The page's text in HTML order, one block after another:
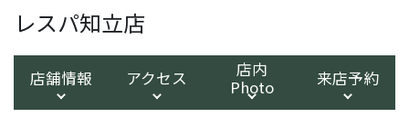
レスパ知立店
店舗情報 アクセス
店内
Photo
来店予約